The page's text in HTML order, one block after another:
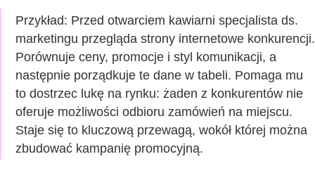
Przykład: Przed otwarciem kawiarni specjalista ds.
marketingu przegląda strony internetowe konkurencji.
Porównuje ceny, promocje i styl komunikacji, a
następnie porządkuje te dane w tabeli. Pomaga mu
to dostrzec lukę na rynku: żaden z konkurentów nie
oferuje możliwości odbioru zamówień na miejscu.
Staje się to kluczową przewagą, wokół której można
zbudować kampanię promocyjną.